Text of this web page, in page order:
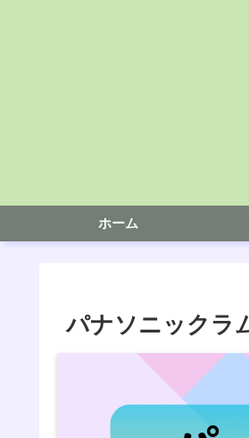
ホーム
パナソニックラ